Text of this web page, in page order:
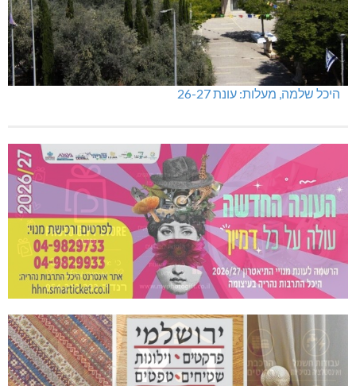
היכל שלמה, מעלות: עונת 26-27